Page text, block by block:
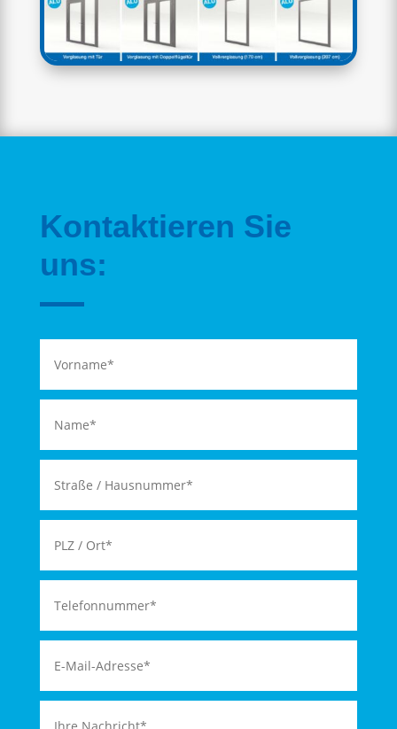
Kontaktieren Sie
uns: